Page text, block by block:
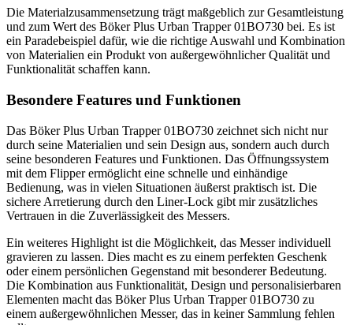
Die Materialzusammensetzung trägt maßgeblich zur Gesamtleistung
und zum Wert des Böker Plus Urban Trapper 01BO730 bei. Es ist
ein Paradebeispiel dafür, wie die richtige Auswahl und Kombination
von Materialien ein Produkt von außergewöhnlicher Qualität und
Funktionalität schaffen kann.
Besondere Features und Funktionen
Das Böker Plus Urban Trapper 01BO730 zeichnet sich nicht nur
durch seine Materialien und sein Design aus, sondern auch durch
seine besonderen Features und Funktionen. Das Öffnungssystem
mit dem Flipper ermöglicht eine schnelle und einhändige
Bedienung, was in vielen Situationen äußerst praktisch ist. Die
sichere Arretierung durch den Liner-Lock gibt mir zusätzliches
Vertrauen in die Zuverlässigkeit des Messers.
Ein weiteres Highlight ist die Möglichkeit, das Messer individuell
gravieren zu lassen. Dies macht es zu einem perfekten Geschenk
oder einem persönlichen Gegenstand mit besonderer Bedeutung.
Die Kombination aus Funktionalität, Design und personalisierbaren
Elementen macht das Böker Plus Urban Trapper 01BO730 zu
einem außergewöhnlichen Messer, das in keiner Sammlung fehlen